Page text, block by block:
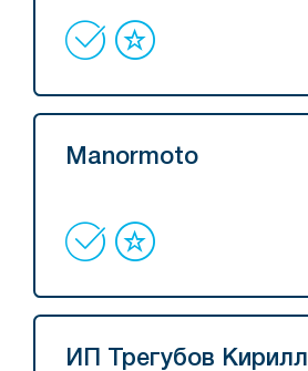
Manormoto
ИП Трегубов Кирилл